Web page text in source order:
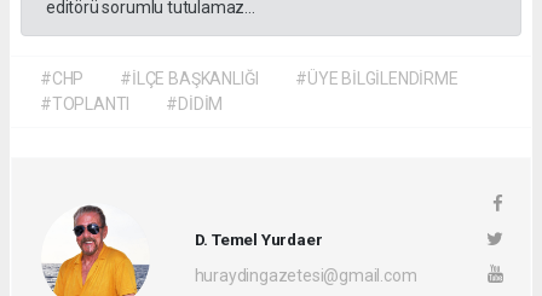
editörü sorumlu tutulamaz...
#CHP #İLÇE BAŞKANLIĞI
#ÜYE BİLGİLENDİRME
#TOPLANTI
#DİDİM
D. Temel Yurdaer
huraydingazetesi@gmail.com